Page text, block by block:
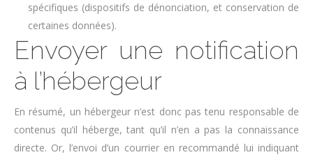
spécifiques (dispositifs de dénonciation, et conservation de
certaines données).
Envoyer une notification
à l’hébergeur
En résumé, un hébergeur n’est donc pas tenu responsable de
contenus qu’il héberge, tant qu’il n’en a pas la connaissance
directe. Or, l’envoi d’un courrier en recommandé lui indiquant